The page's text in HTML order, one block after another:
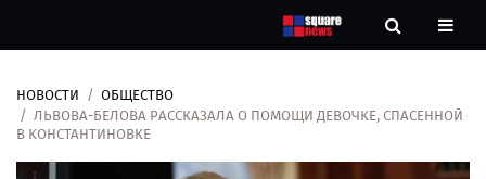
Новости
Рубрики
НОВОСТИ
ОБЩЕСТВО
ЛЬВОВА-БЕЛОВА РАССКАЗАЛА О ПОМОЩИ ДЕВОЧКЕ, СПАСЕННОЙ
В КОНСТАНТИНОВКЕ